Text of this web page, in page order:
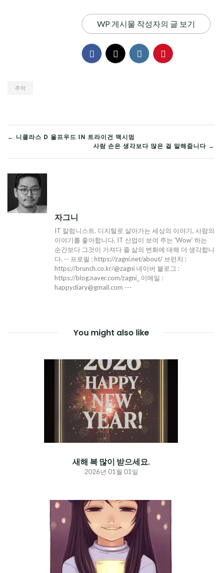
WP 게시물 작성자의 글 보기
추억
글
탐
색
← 니콜라스 D 울프우드 IN 트라이건 맥시멈
사람 손은 생각보다 많은 걸 말해줍니다 →
자그니
IT 칼럼니스트. 디지털로 살아가는 세상의 이야기, 사람의
이야기를 좋아합니다. IT 산업이 보여 주는 'Wow' 하는
순간보다 그것이 가져다 줄 삶의 변화에 대해 더 생각합니
다. -- 프로필 : https://zagni.net/about/ 브런치 :
https://brunch.co.kr/@zagni 네이버 블로그 :
https://blog.naver.com/zagni_ 이메일 :
happydiary@gmail.com ---
You might also like
새해 복 많이 받으세요.
2026년 01월 01일